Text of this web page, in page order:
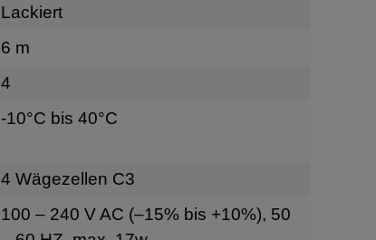
Lackiert
6 m
4
-10°C bis 40°C
4 Wägezellen C3
100 – 240 V AC (–15% bis +10%), 50